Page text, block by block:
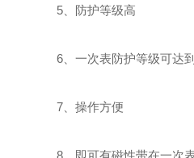
5、防护等级高
6、一次表防护等级可达到
7、操作方便
8、即可有磁性带在一次表